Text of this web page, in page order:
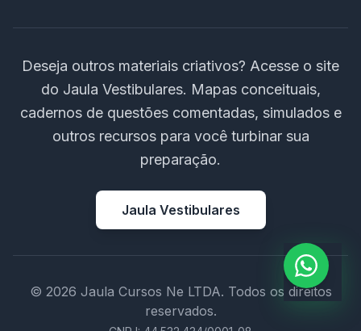
Deseja outros materiais criativos? Acesse o site
do Jaula Vestibulares. Mapas conceituais,
cadernos de questões comentadas, simulados e
outros recursos para você turbinar sua
preparação.
Jaula Vestibulares
© 2026 Jaula Cursos Ne LTDA. Todos os direitos
reservados.